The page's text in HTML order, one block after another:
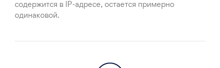
содержится в IP-адресе, остается примерно
одинаковой.